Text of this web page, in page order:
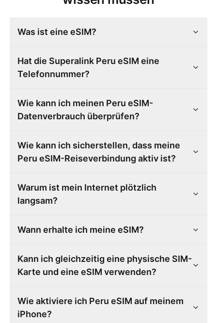
Was ist eine eSIM?
Hat die Superalink Peru eSIM eine
Telefonnummer?
Wie kann ich meinen Peru eSIM-
Datenverbrauch überprüfen?
Wie kann ich sicherstellen, dass meine
Peru eSIM-Reiseverbindung aktiv ist?
Warum ist mein Internet plötzlich
langsam?
Wann erhalte ich meine eSIM?
Kann ich gleichzeitig eine physische SIM-
Karte und eine eSIM verwenden?
Wie aktiviere ich Peru eSIM auf meinem
iPhone?